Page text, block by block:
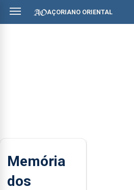
AÇORIANO ORIENTAL
Memória
dos